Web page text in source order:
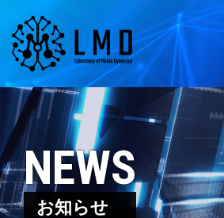
NEWS
お知らせ